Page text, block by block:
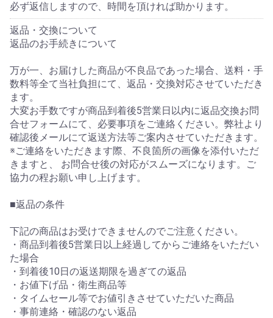
必ず返信しますので、時間を頂ければ助かります。
返品・交換について
返品のお手続きについて
万が一、お届けした商品が不良品であった場合、送料・手
数料等全て当社負担にて、返品・交換対応させていただき
ます。
大変お手数ですが商品到着後5営業日以内に返品交換お問
合せフォームにて、必要事項をご連絡ください。弊社より
確認後メールにて返送方法等ご案内させていただきます。
※ご連絡をいただきます際、不良箇所の画像を添付いただ
きますと、 お問合せ後の対応がスムーズになります。ご
協力の程お願い申し上げます。
■返品の条件
下記の商品はお受けできませんのでご注意ください。
・商品到着後5営業日以上経過してからご連絡をいただい
た場合
・到着後10日の返送期限を過ぎての返品
・お値下げ品・衛生商品等
・タイムセール等でお値引きさせていただいた商品
・事前連絡・確認のない返品